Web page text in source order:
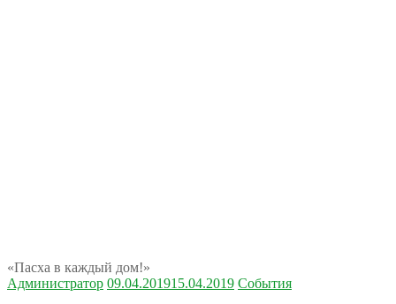
«Пасха в каждый дом!»
Администратор 09.04.201915.04.2019 События